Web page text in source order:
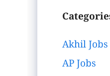
Akhil Jobs
AP Jobs